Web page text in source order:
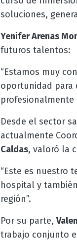
soluciones,
Yenifer Arenas
futuros talentos:
“Estamos muy
oportunidad para
profesionalmente
Desde el sector
actualmente
Caldas, valoró la
“Este es nuestro
hospital y
región”.
Por su parte,
trabajo conjunto